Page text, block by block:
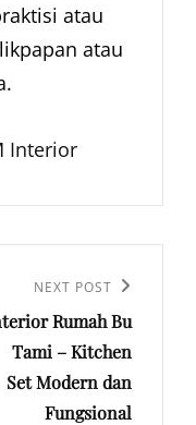
atau
atau
Interior
NEXT POST
Rumah Bu
Tami – Kitchen
Set Modern dan
Fungsional